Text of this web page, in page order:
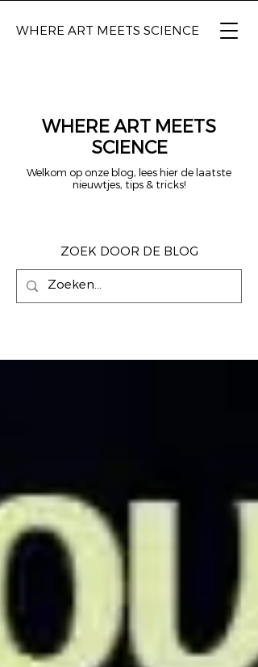
WHERE ART MEETS SCIENCE
WHERE ART MEETS
SCIENCE
Welkom op onze blog, lees hier de laatste
nieuwtjes, tips & tricks!
ZOEK DOOR DE BLOG